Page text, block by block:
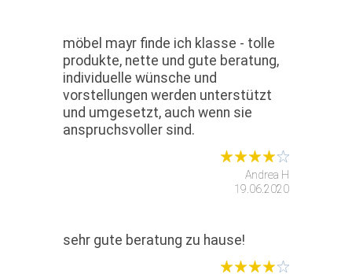
möbel mayr finde ich klasse - tolle
produkte, nette und gute beratung,
individuelle wünsche und
vorstellungen werden unterstützt
und umgesetzt, auch wenn sie
anspruchsvoller sind.
Andrea H
19.06.2020
sehr gute beratung zu hause!